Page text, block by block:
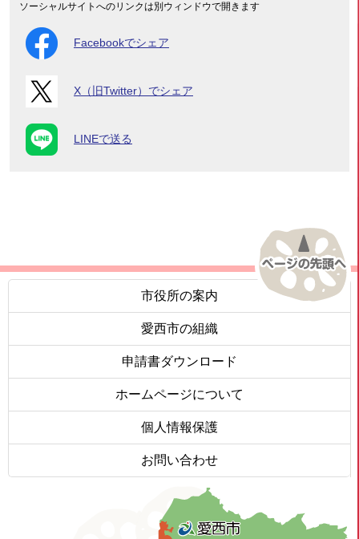
ソーシャルサイトへのリンクは別ウィンドウで開きます
Facebookでシェア
X（旧Twitter）でシェア
LINEで送る
市役所の案内
愛西市の組織
申請書ダウンロード
ホームページについて
個人情報保護
お問い合わせ